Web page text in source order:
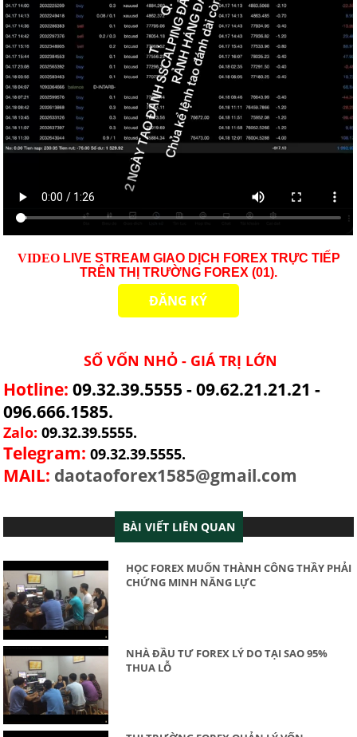
VIDEOLIVE STREAM GIAO DỊCH FOREX TRỰC TIẾP
TRÊN THỊ TRƯỜNG FOREX (01).
ĐĂNG KÝ
SỐ VỐN NHỎ - GIÁ TRỊ LỚN
Hotline: 09.32.39.5555 - 09.62.21.21.21 -
096.666.1585.
Zalo:09.32.39.5555.
Telegram: 09.32.39.5555.
MAIL: daotaoforex1585@gmail.com
BÀI VIẾT LIÊN QUAN
HỌC FOREX MUỐN THÀNH CÔNG THẦY PHẢI
CHỨNG MINH NĂNG LỰC
NHÀ ĐẦU TƯ FOREX LÝ DO TẠI SAO 95%
THUA LỖ